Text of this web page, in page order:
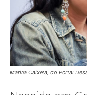
Marina Caixeta, do Portal